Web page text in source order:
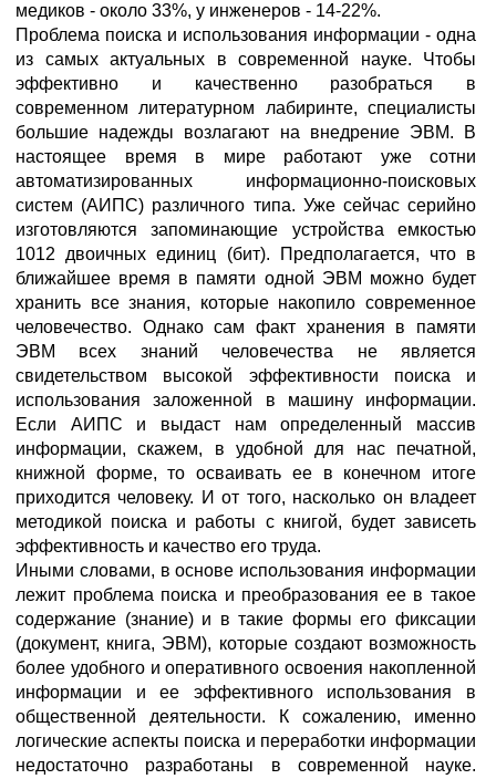
медиков - около 33%, у инженеров - 14-22%.
Проблема поиска и использования информации - одна
из самых актуальных в современной науке. Чтобы
эффективно и качественно разобраться в
современном литературном лабиринте, специалисты
большие надежды возлагают на внедрение ЭВМ. В
настоящее время в мире работают уже сотни
автоматизированных информационно-поисковых
систем (АИПС) различного типа. Уже сейчас серийно
изготовляются запоминающие устройства емкостью
1012 двоичных единиц (бит). Предполагается, что в
ближайшее время в памяти одной ЭВМ можно будет
хранить все знания, которые накопило современное
человечество. Однако сам факт хранения в памяти
ЭВМ всех знаний человечества не является
свидетельством высокой эффективности поиска и
использования заложенной в машину информации.
Если АИПС и выдаст нам определенный массив
информации, скажем, в удобной для нас печатной,
книжной форме, то осваивать ее в конечном итоге
приходится человеку. И от того, насколько он владеет
методикой поиска и работы с книгой, будет зависеть
эффективность и качество его труда.
Иными словами, в основе использования информации
лежит проблема поиска и преобразования ее в такое
содержание (знание) и в такие формы его фиксации
(документ, книга, ЭВМ), которые создают возможность
более удобного и оперативного освоения накопленной
информации и ее эффективного использования в
общественной деятельности. К сожалению, именно
логические аспекты поиска и переработки информации
недостаточно разработаны в современной науке.